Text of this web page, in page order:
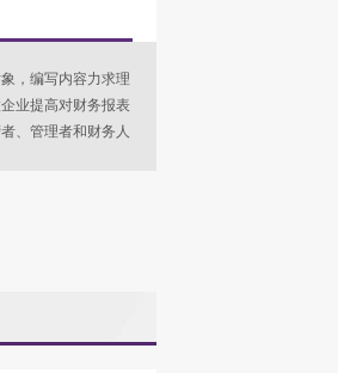
，编写内容力求理
业提高对财务报表
、管理者和财务人